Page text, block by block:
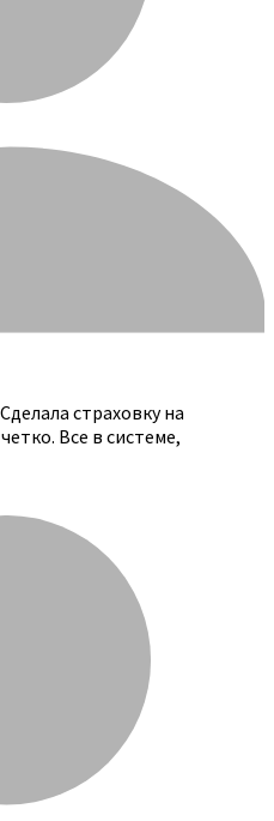
страховку на
Все в системе,